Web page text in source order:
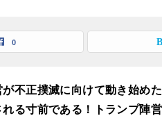
0
が不正撲滅に向けて動き始め
れる寸前である！トランプ陣